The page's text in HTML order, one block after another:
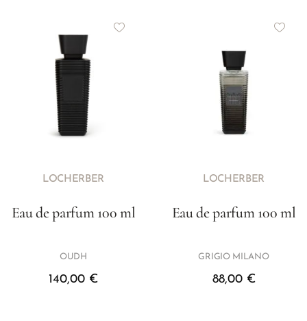
LOCHERBER
Eau de parfum 100 ml
OUDH
140,00 €
LOCHERBER
Eau de parfum 100 ml
GRIGIO MILANO
88,00 €